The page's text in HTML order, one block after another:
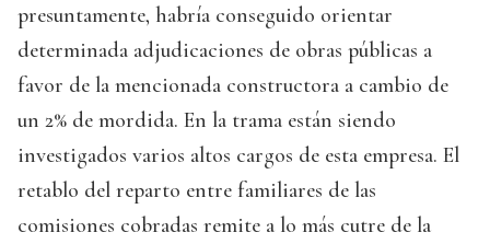
presuntamente, habría conseguido orientar
determinada adjudicaciones de obras públicas a
favor de la mencionada constructora a cambio de
un 2% de mordida. En la trama están siendo
investigados varios altos cargos de esta empresa. El
retablo del reparto entre familiares de las
comisiones cobradas remite a lo más cutre de la